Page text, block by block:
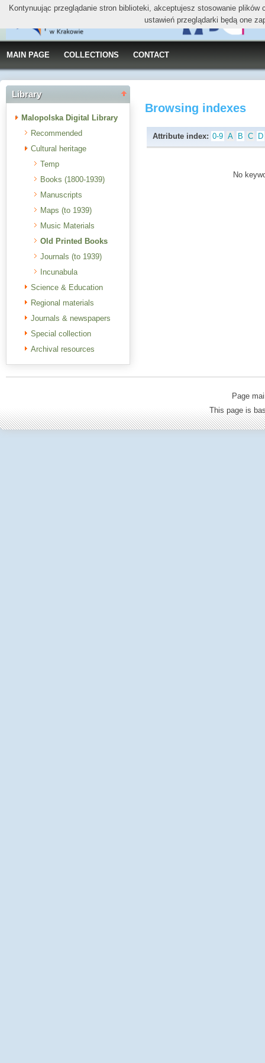
MAIN PAGE COLLECTIONS CONTACT
Library
Malopolska Digital Library
Recommended
Cultural heritage
Temp
Books (1800-1939)
Manuscripts
Maps (to 1939)
Music Materials
Old Printed Books
Journals (to 1939)
Incunabula
Science & Education
Regional materials
Journals & newspapers
Special collection
Archival resources
Browsing indexes
Attribute index: 0-9 A B C D
No
Page
This page is
Kontynuując przeglądanie stron biblioteki, akceptujesz stosowanie
ustawień przeglądarki będą one